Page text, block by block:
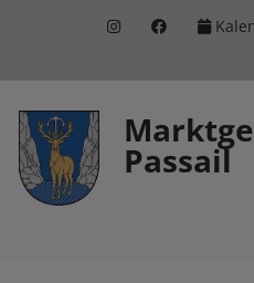
(Accesskey
1)
(Accesskey
2)
(Accesskey
3) Passail